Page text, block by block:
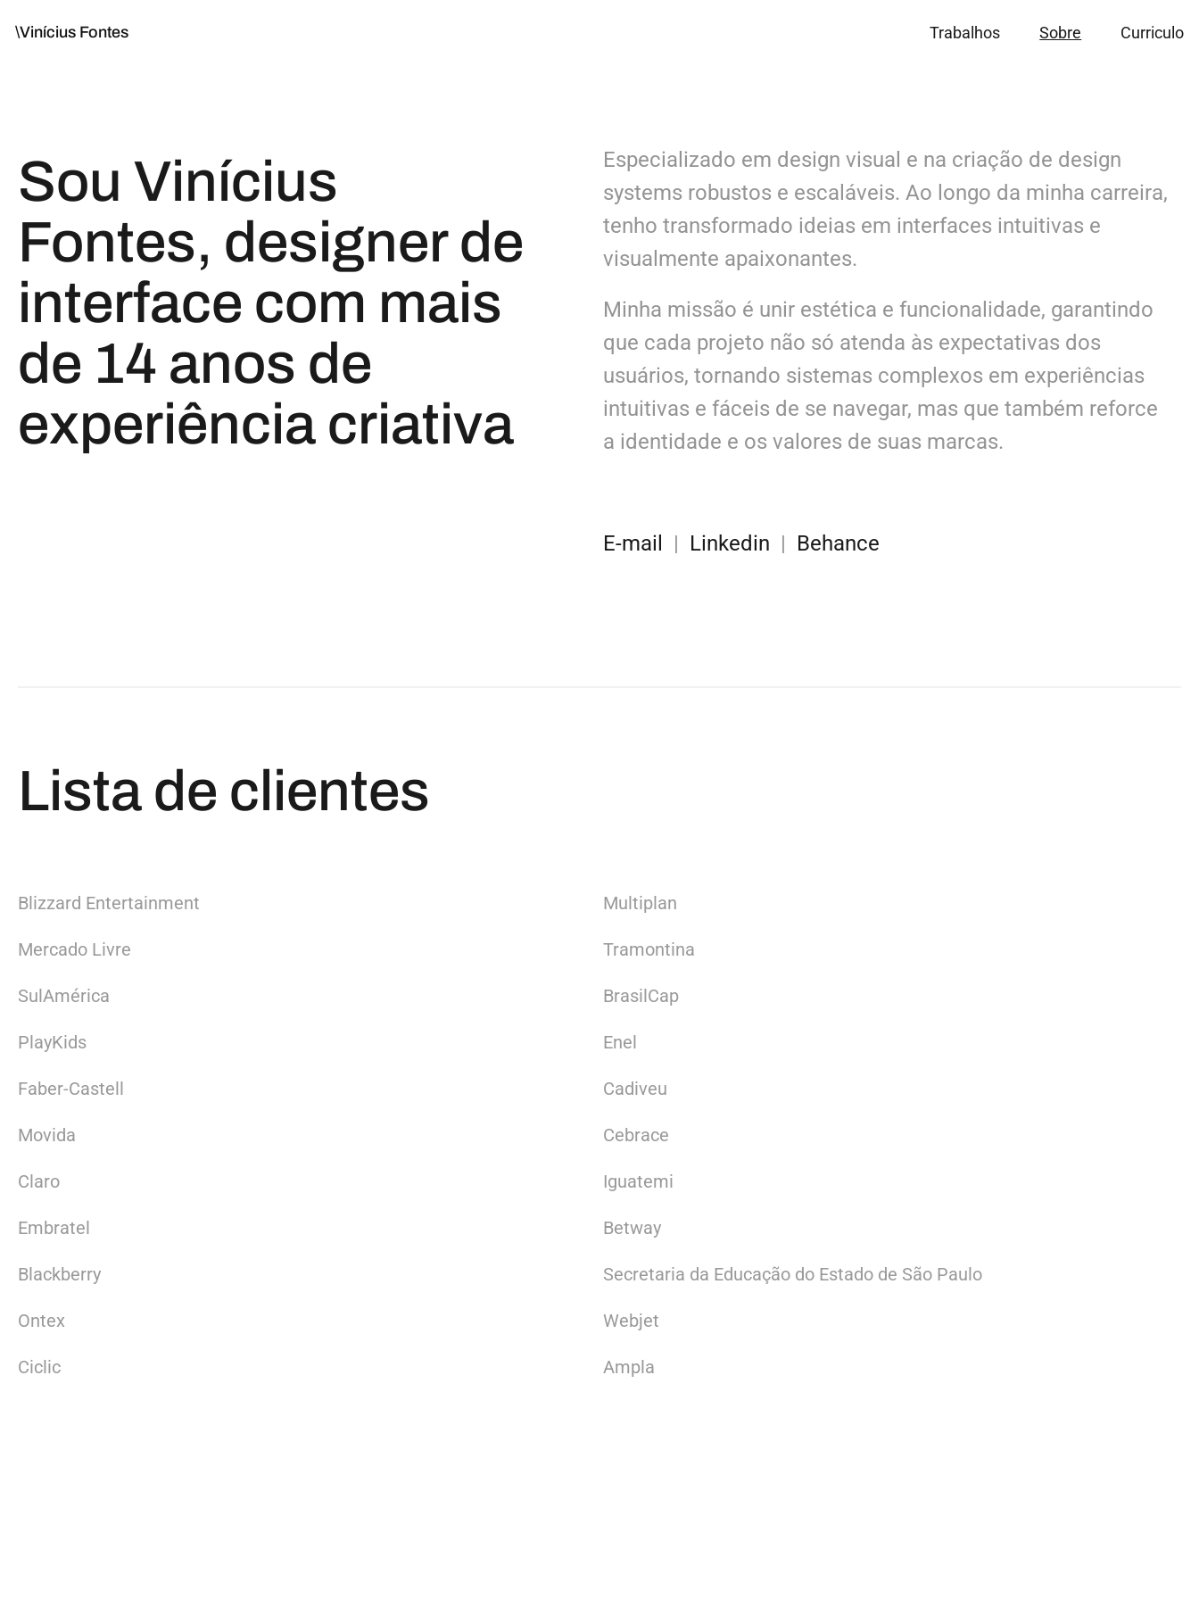
\Vinícius Fontes Trabalhos Sobre Curriculo
Sou Vinícius
Fontes, designer de
interface com mais
de 14 anos de
experiência criativa
Especializado em design visual e na criação de design
systems robustos e escaláveis. Ao longo da minha carreira,
tenho transformado ideias em interfaces intuitivas e
visualmente apaixonantes.
Minha missão é unir estética e funcionalidade, garantindo
que cada projeto não só atenda às expectativas dos
usuários, tornando sistemas complexos em experiências
intuitivas e fáceis de se navegar, mas que também reforce
a identidade e os valores de suas marcas.
E-mail | Linkedin | Behance
Lista de clientes
Blizzard Entertainment
Mercado Livre
SulAmérica
PlayKids
Faber-Castell
Movida
Claro
Embratel
Blackberry
Ontex
Ciclic
Multiplan
Tramontina
BrasilCap
Enel
Cadiveu
Cebrace
Iguatemi
Betway
Secretaria da Educação do Estado de São Paulo
Webjet
Ampla